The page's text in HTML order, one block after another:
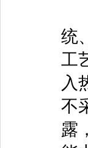
统
工
入
不
露